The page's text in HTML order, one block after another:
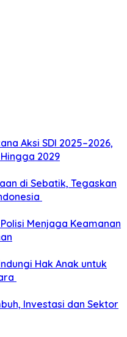
Aksi SDI 2025–2026,
2029
di Sebatik, Tegaskan
Menjaga Keamanan
Hak Anak untuk
Investasi dan Sektor